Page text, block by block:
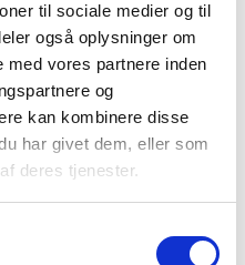
til sociale medier og til
også oplysninger om
vores partnere inden
og
kan kombinere disse
har givet dem, eller som
deres tjenester.
da der kan være aktiver, som
det kan have afgørende
værdiansættes.
er det vigtigt, at du
for fastsættelse
i hvor stort omfang goodwill